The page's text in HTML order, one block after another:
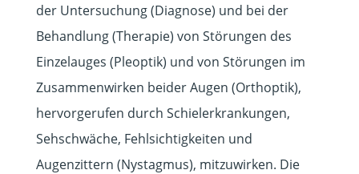
der Untersuchung (Diagnose) und bei der
Behandlung (Therapie) von Störungen des
Einzelauges (Pleoptik) und von Störungen im
Zusammenwirken beider Augen (Orthoptik),
hervorgerufen durch Schielerkrankungen,
Sehschwäche, Fehlsichtigkeiten und
Augenzittern (Nystagmus), mitzuwirken. Die